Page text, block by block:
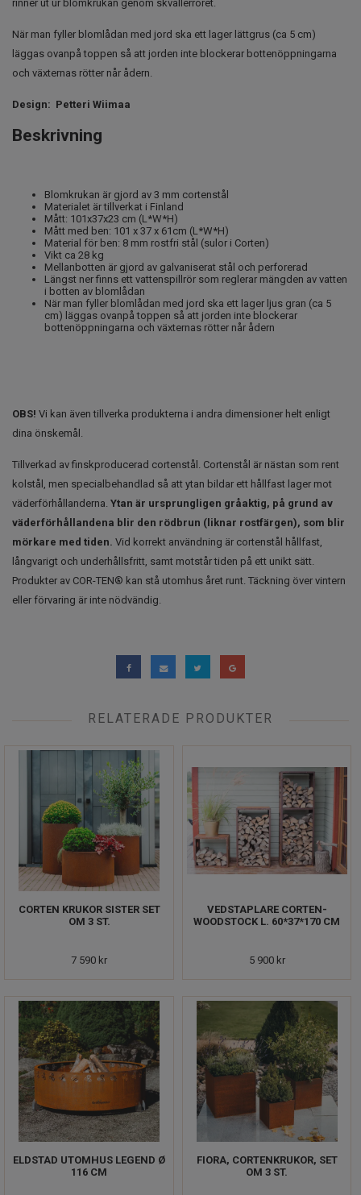
rinner ut ur blomkrukan genom skvallerröret.
När man fyller blomlådan med jord ska ett lager lättgrus (ca 5 cm)
läggas ovanpå toppen så att jorden inte blockerar bottenöppningarna
och växternas rötter når ådern.
Design: Petteri Wiimaa
Beskrivning
Blomkrukan är gjord av 3 mm cortenstål
Materialet är tillverkat i Finland
Mått: 101x37x23 cm (L*W*H)
Mått med ben: 101 x 37 x 61cm (L*W*H)
Material för ben: 8 mm rostfri stål (sulor i Corten)
Vikt ca 28 kg
Mellanbotten är gjord av galvaniserat stål och perforerad
Längst ner finns ett vattenspillrör som reglerar mängden av vatten
i botten av blomlådan
När man fyller blomlådan med jord ska ett lager ljus gran (ca 5
cm) läggas ovanpå toppen så att jorden inte blockerar
bottenöppningarna och växternas rötter når ådern
OBS! Vi kan även tillverka produkterna i andra dimensioner helt enligt
dina önskemål.
Tillverkad av finskproducerad cortenstål. Cortenstål är nästan som rent
kolstål, men specialbehandlad så att ytan bildar ett hållfast lager mot
väderförhållanderna. Ytan är ursprungligen gråaktig, på grund av
väderförhållandena blir den rödbrun (liknar rostfärgen), som blir
mörkare med tiden. Vid korrekt användning är cortenstål hållfast,
långvarigt och underhållsfritt, samt motstår tiden på ett unikt sätt.
Produkter av COR-TEN® kan stå utomhus året runt. Täckning över vintern
eller förvaring är inte nödvändig.
RELATERADE PRODUKTER
CORTEN KRUKOR SISTER SET
OM 3 ST.
7 590 kr
VEDSTAPLARE CORTEN-
WOODSTOCK L. 60*37*170 CM
5 900 kr
ELDSTAD UTOMHUS LEGEND Ø
116 CM
FIORA, CORTENKRUKOR, SET
OM 3 ST.